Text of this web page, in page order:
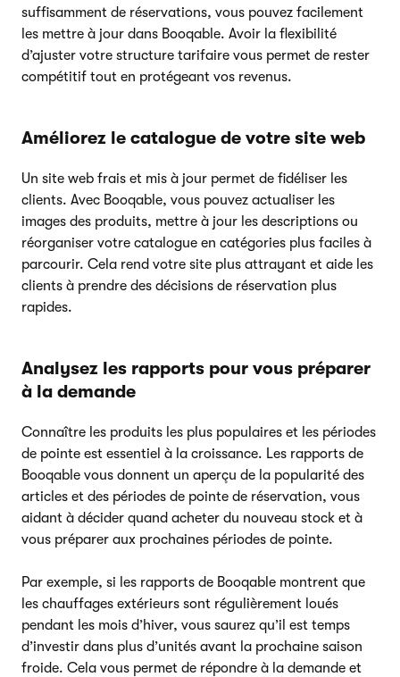
suffisamment de réservations, vous pouvez facilement
les mettre à jour dans Booqable. Avoir la flexibilité
d’ajuster votre structure tarifaire vous permet de rester
compétitif tout en protégeant vos revenus.
Améliorez le catalogue de votre site web
Un site web frais et mis à jour permet de fidéliser les
clients. Avec Booqable, vous pouvez actualiser les
images des produits, mettre à jour les descriptions ou
réorganiser votre catalogue en catégories plus faciles à
parcourir. Cela rend votre site plus attrayant et aide les
clients à prendre des décisions de réservation plus
rapides.
Analysez les rapports pour vous préparer
à la demande
Connaître les produits les plus populaires et les périodes
de pointe est essentiel à la croissance. Les rapports de
Booqable vous donnent un aperçu de la popularité des
articles et des périodes de pointe de réservation, vous
aidant à décider quand acheter du nouveau stock et à
vous préparer aux prochaines périodes de pointe.
Par exemple, si les rapports de Booqable montrent que
les chauffages extérieurs sont régulièrement loués
pendant les mois d’hiver, vous saurez qu’il est temps
d’investir dans plus d’unités avant la prochaine saison
froide. Cela vous permet de répondre à la demande et